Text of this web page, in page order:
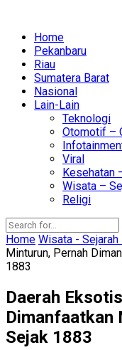
Home
Pekanbaru
Riau
Sumatera Barat
Nasional
Lain-Lain
Teknologi
Otomotif –
Viral
Kesehatan
Wisata –
Religi
Home Wisata -
Minturun, Pernah
1883
Daerah
Dimanfaatkan
Sejak 1883